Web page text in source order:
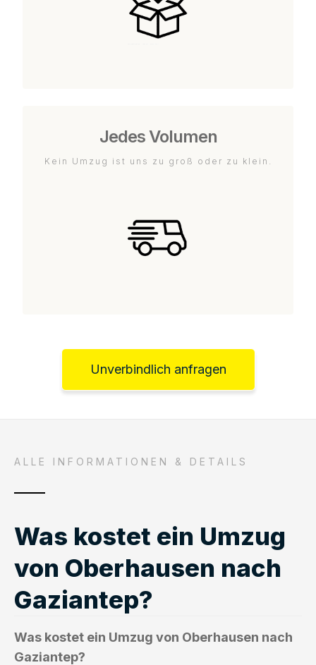
Jedes Volumen
Kein Umzug ist uns zu groß oder zu klein.
Unverbindlich anfragen
ALLE INFORMATIONEN & DETAILS
Was kostet ein Umzug
von Oberhausen nach
Gaziantep?
Was kostet ein Umzug von Oberhausen nach
Gaziantep?